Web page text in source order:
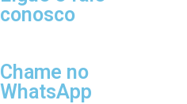
conosco
Chame no
WhatsApp